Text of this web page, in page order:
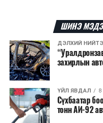
Нэгдүгээр ангийн
2026 оны 8
E-Mongolia
Энэ хугацаанд
сургуулиуд дээр
Их, дээд сургуулийн
2026 оны 9
ШИНЭ
ДЭЛХИЙ
захирлын
ҮЙЛ ЯВДАЛ 8
Сүхбаатар
тонн АИ-92